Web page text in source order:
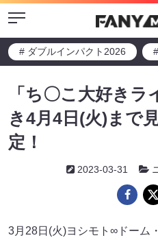
Menu
# ダブルインパクト2026
「ち〇こ大好き
き4月4日(火)まで
定！
2023-03-31
3月28日(火)ヨシモト∞ドーム